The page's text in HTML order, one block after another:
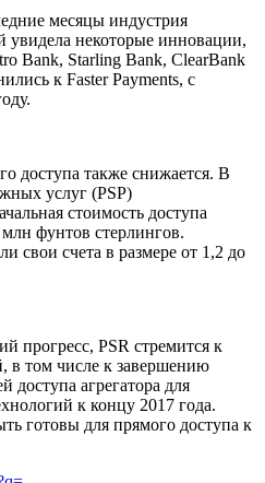
месяцы индустрия
увидела некоторые инновации,
Bank, Starling Bank, ClearBank
к Faster Payments, с
доступа также снижается. В
услуг (PSP)
стоимость доступа
фунтов стерлингов.
свои счета в размере от 1,2 до
прогресс, PSR стремится к
в том числе к завершению
доступа агрегатора для
к концу 2017 года.
готовы для прямого доступа к